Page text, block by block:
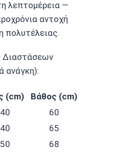
λεπτομέρεια —
αντοχή
πολυτέλειας.
Διαστάσεων
ανάγκη):
(cm)
Βάθος (cm)
60
65
68